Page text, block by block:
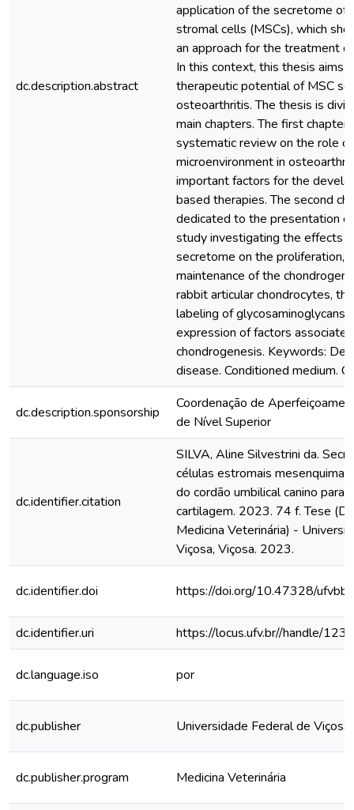
dc.description.abstract
application of the secretome of
stromal cells (MSCs), which
an approach for the treatment
In this context, this thesis aims
therapeutic potential of MSC
osteoarthritis. The thesis is
main chapters. The first chapter
systematic review on the role
microenvironment in
important factors for the
based therapies. The second
dedicated to the presentation
study investigating the effects
secretome on the proliferation,
maintenance of the
rabbit articular chondrocytes,
labeling of glycosaminoglycans
expression of factors
chondrogenesis. Keywords:
disease. Conditioned medium.
dc.description.sponsorship
Coordenação de
de Nível Superior
dc.identifier.citation
SILVA, Aline Silvestrini da.
células estromais
do cordão umbilical canino para
cartilagem. 2023. 74 f. Tese
Medicina Veterinária) -
Viçosa, Viçosa. 2023.
dc.identifier.doi https://doi.org/10.47328/
dc.identifier.uri https://locus.ufv.br//handle/
dc.language.iso por
dc.publisher Universidade Federal de Viçosa
dc.publisher.program Medicina Veterinária